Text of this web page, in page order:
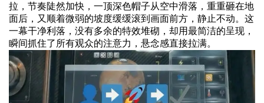
拉，节奏陡然加快，一顶深色帽子从空中滑落，重重砸在地
面后，又顺着微弱的坡度缓缓滚到画面前方，静止不动。这
一幕干净利落，没有多余的特效堆砌，却用最简洁的呈现，
瞬间抓住了所有观众的注意力，悬念感直接拉满。